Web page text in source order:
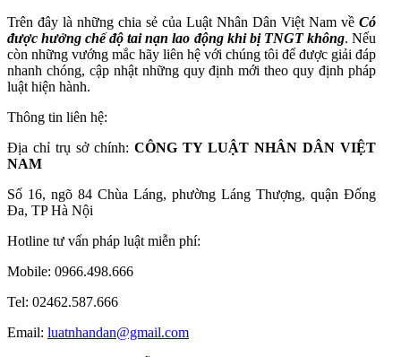
Trên đây là những chia sẻ của Luật Nhân Dân Việt Nam về Có
được hưởng chế độ tai nạn lao động khi bị TNGT không. Nếu
còn những vướng mắc hãy liên hệ với chúng tôi để được giải đáp
nhanh chóng, cập nhật những quy định mới theo quy định pháp
luật hiện hành.
Thông tin liên hệ:
Địa chỉ trụ sở chính: CÔNG TY LUẬT NHÂN DÂN VIỆT
NAM
Số 16, ngõ 84 Chùa Láng, phường Láng Thượng, quận Đống
Đa, TP Hà Nội
Hotline tư vấn pháp luật miễn phí:
Mobile: 0966.498.666
Tel: 02462.587.666
Email: luatnhandan@gmail.com